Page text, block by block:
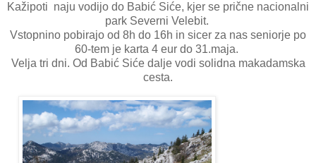
Kažipoti naju vodijo do Babić Siće, kjer se prične nacionalni
park Severni Velebit.
Vstopnino pobirajo od 8h do 16h in sicer za nas seniorje po
60-tem je karta 4 eur do 31.maja.
Velja tri dni. Od Babić Siće dalje vodi solidna makadamska
cesta.